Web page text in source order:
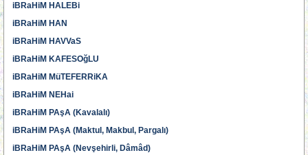
iBRaHiM HALEBi
iBRaHiM HAN
iBRaHiM HAVVaS
iBRaHiM KAFESOğLU
iBRaHiM MüTEFERRiKA
iBRaHiM NEHai
iBRaHiM PAşA (Kavalalı)
iBRaHiM PAşA (Maktul, Makbul, Pargalı)
iBRaHiM PAşA (Nevşehirli, Dâmâd)